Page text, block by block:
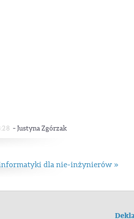
-Justyna Zgórzak
dla nie-inżynierów »